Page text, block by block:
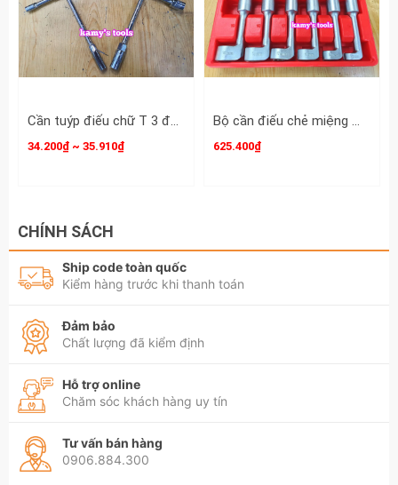
Cần tuýp điếu chữ T 3 đầu 8mm 10mm 12mm (8-10-12) và 10mm 12mm 14mm (10-12-14) Rebel
34.200₫ ~ 35.910₫
Bộ cần điếu chẻ miệng mở ống xăng dầu thủy lực 12mm 14mm 16mm 17mm 18mm 19mm
625.400₫
CHÍNH SÁCH
Ship code toàn quốc
Kiểm hàng trước khi thanh toán
Đảm bảo
Chất lượng đã kiểm định
Hỗ trợ online
Chăm sóc khách hàng uy tín
Tư vấn bán hàng
0906.884.300